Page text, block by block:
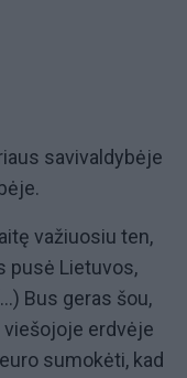
savivaldybėje
važiuosiu ten,
pusė Lietuvos,
Bus geras šou,
erdvėje
sumokėti, kad